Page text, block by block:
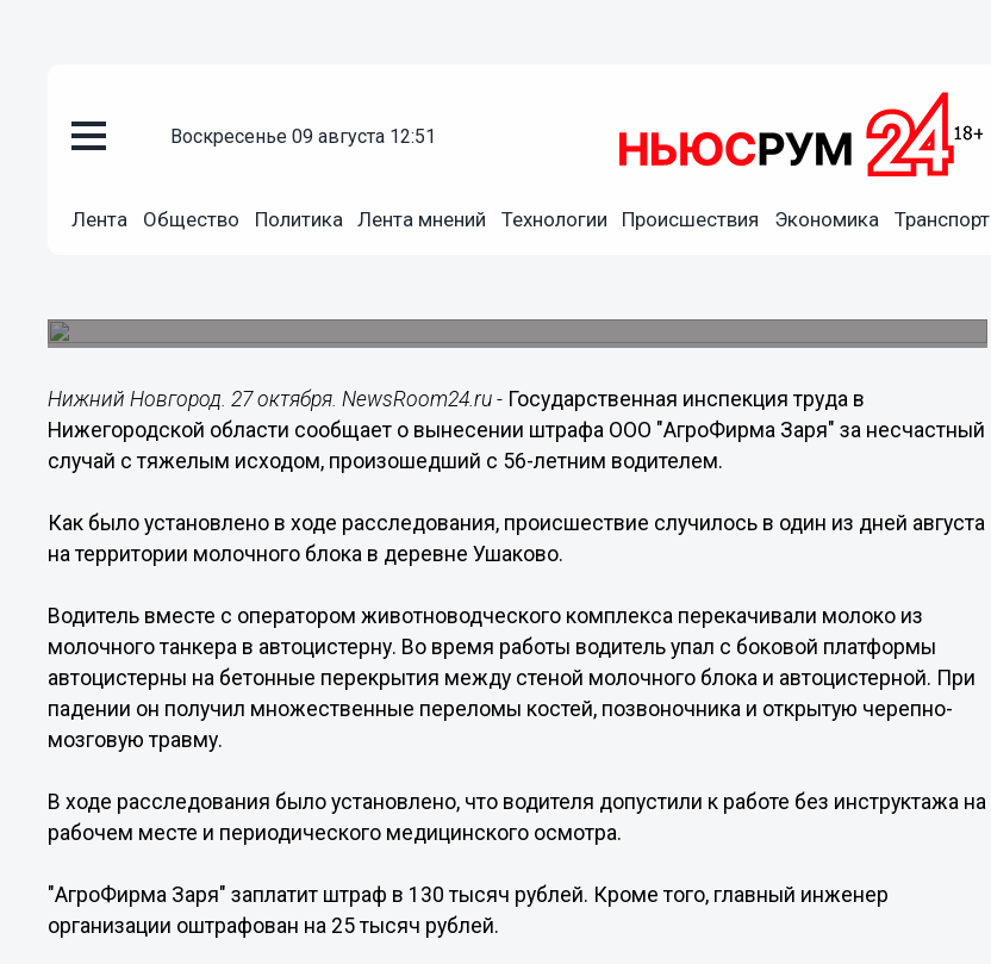
воскресенье 09 августа 12:51
Лента Общество Политика Лента мнений Технологии Происшествия Экономика Транспорт
27.10.202007:39
Нижний Новгород. 27 октября. NewsRoom24.ru - Государственная инспекция труда в
Нижегородской области сообщает о вынесении штрафа ООО "АгроФирма Заря" за несчастный
случай с тяжелым исходом, произошедший с 56-летним водителем.
Как было установлено в ходе расследования, происшествие случилось в один из дней августа
на территории молочного блока в деревне Ушаково.
Водитель вместе с оператором животноводческого комплекса перекачивали молоко из
молочного танкера в автоцистерну. Во время работы водитель упал с боковой платформы
автоцистерны на бетонные перекрытия между стеной молочного блока и автоцистерной. При
падении он получил множественные переломы костей, позвоночника и открытую черепно-
мозговую травму.
В ходе расследования было установлено, что водителя допустили к работе без инструктажа на
рабочем месте и периодического медицинского осмотра.
"АгроФирма Заря" заплатит штраф в 130 тысяч рублей. Кроме того, главный инженер
организации оштрафован на 25 тысяч рублей.